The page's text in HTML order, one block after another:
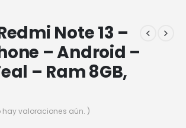
Note 13 –
– Android –
– Ram 8GB,
hay valoraciones aún. )